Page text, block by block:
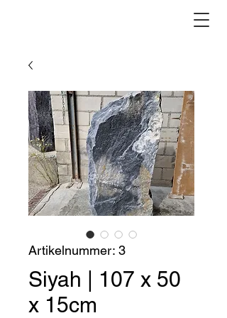
Artikelnummer: 3
Siyah | 107 x 50
x 15cm